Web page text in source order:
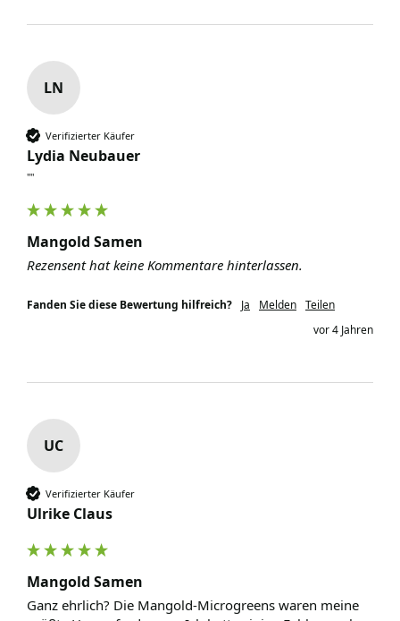
LN
Verifizierter Käufer
Lydia Neubauer
""
Mangold Samen
Rezensent hat keine Kommentare hinterlassen.
Fanden Sie diese Bewertung hilfreich? Ja Melden Teilen
vor 4 Jahren
UC
Verifizierter Käufer
Ulrike Claus
Mangold Samen
Ganz ehrlich? Die Mangold-Microgreens waren meine